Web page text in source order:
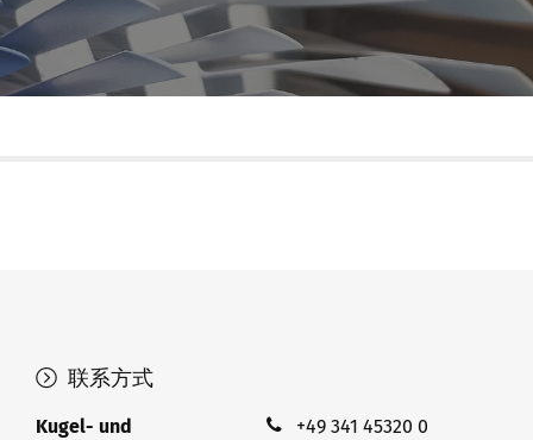
联系方式
Kugel- und
+49 341 45320 0